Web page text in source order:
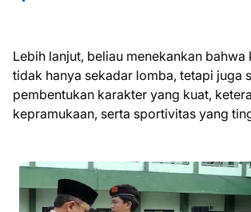
Lebih lanjut, beliau menekankan bahwa
tidak hanya sekadar lomba, tetapi juga
pembentukan karakter yang kuat,
kepramukaan, serta sportivitas yang